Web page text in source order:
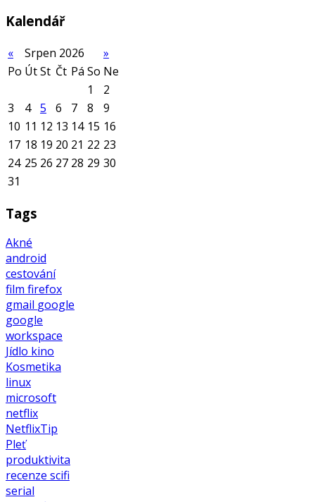
Kalendář
« Srpen 2026
»
Po ÚtSt Čt Pá So Ne
1
2
3
4 5 6 7 8
9
10 11 12 13 14 15 16
17 18 19 20 21 22 23
24 25 26 27 28 29 30
31
Tags
Akné
android
cestování
film firefox
gmail google
google
workspace
Jídlo kino
Kosmetika
linux
microsoft
netflix
NetflixTip
Pleť
produktivita
recenze scifi
serial